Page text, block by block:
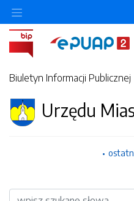
Biuletyn Informacji Publicznej
Urzędu
Wyszukiwarka